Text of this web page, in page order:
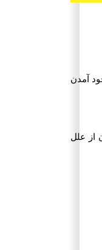
آمدن
از علل